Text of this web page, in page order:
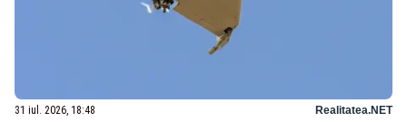
31 iul. 2026, 18:48 Realitatea.NET